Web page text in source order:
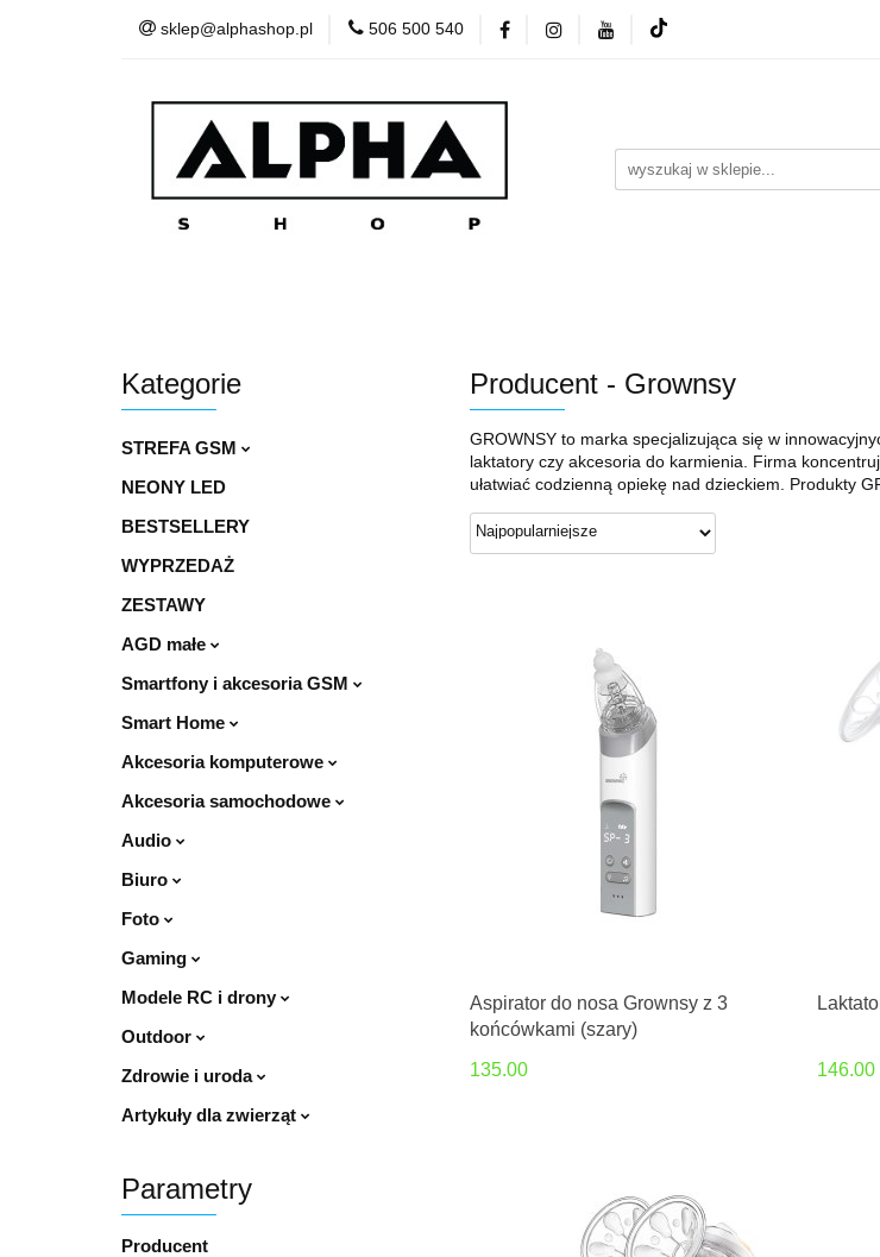
sklep@alphashop.pl 506 500 540
STREFA GSM NEONY LED
Kategorie
STREFA GSM
NEONY LED
BESTSELLERY
WYPRZEDAŻ
ZESTAWY
AGD małe
Smartfony i akcesoria GSM
Smart Home
Akcesoria komputerowe
Akcesoria samochodowe
Audio
Biuro
Foto
Gaming
Modele RC i drony
Outdoor
Zdrowie i uroda
Artykuły dla zwierząt
Parametry
Producent
Producent - Grownsy
GROWNSY to marka specjalizująca się w
laktatory czy akcesoria do karmienia. Firma
ułatwiać codzienną opiekę nad dzieckiem. Produkty
Aspirator do nosa Grownsy z 3
końcówkami (szary)
135.00
146.00